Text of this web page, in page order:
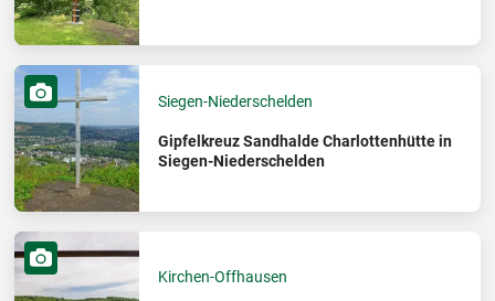
Siegen-Niederschelden
Gipfelkreuz Sandhalde Charlottenhütte in
Siegen-Niederschelden
Kirchen-Offhausen